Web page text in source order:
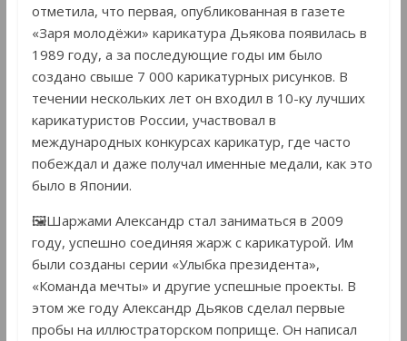
отметила, что первая, опубликованная в газете
«Заря молодёжи» карикатура Дьякова появилась в
1989 году, а за последующие годы им было
создано свыше 7 000 карикатурных рисунков. В
течении нескольких лет он входил в 10-ку лучших
карикатуристов России, участвовал в
международных конкурсах карикатур, где часто
побеждал и даже получал именные медали, как это
было в Японии.
🖼Шаржами Александр стал заниматься в 2009
году, успешно соединяя жарж с карикатурой. Им
были созданы серии «Улыбка президента»,
«Команда мечты» и другие успешные проекты. В
этом же году Александр Дьяков сделал первые
пробы на иллюстраторском поприще. Он написал